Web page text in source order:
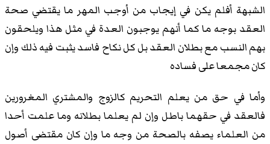
الشبهة أفلم يكن في إيجاب من أوجب المهر ما يقتضي صحة
العقد بوجه ما كما أنهم يوجبون العدة في مثل هذا ويلحقون
بهم النسب مع بطلان العقد بل كل نكاح فاسد يثبت فيه ذلك وإن
كان مجمعا على فساده
وأما في حق من يعلم التحريم كالزوج والمشتري المغرورين
فالعقد في حقهما باطل وإن لم يعلما بطلانه وما علمت أحدا
من العلماء يصفه بالصحة من وجه ما وإن كان مقتضى أصول